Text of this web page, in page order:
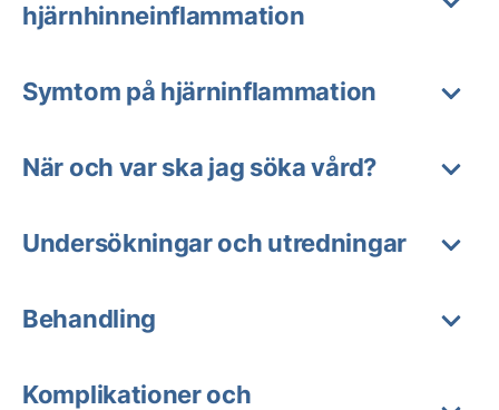
hjärnhinneinflammation
Symtom på hjärninflammation
När och var ska jag söka vård?
Undersökningar och utredningar
Behandling
Komplikationer och